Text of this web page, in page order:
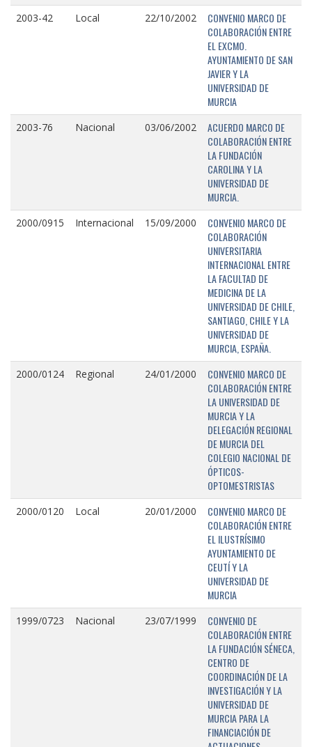
2003-42 Local 22/10/2002
CONVENIO MARCO DE
COLABORACIÓN ENTRE
EL EXCMO.
AYUNTAMIENTO DE SAN
JAVIER Y LA
UNIVERSIDAD DE
MURCIA
2003-76 Nacional 03/06/2002
ACUERDO MARCO DE
COLABORACIÓN ENTRE
LA FUNDACIÓN
CAROLINA Y LA
UNIVERSIDAD DE
MURCIA.
2000/0915 Internacional 15/09/2000
CONVENIO MARCO DE
COLABORACIÓN
UNIVERSITARIA
INTERNACIONAL ENTRE
LA FACULTAD DE
MEDICINA DE LA
UNIVERSIDAD DE CHILE,
SANTIAGO, CHILE Y LA
UNIVERSIDAD DE
MURCIA, ESPAÑA.
2000/0124 Regional 24/01/2000
CONVENIO MARCO DE
COLABORACIÓN ENTRE
LA UNIVERSIDAD DE
MURCIA Y LA
DELEGACIÓN REGIONAL
DE MURCIA DEL
COLEGIO NACIONAL DE
ÓPTICOS-
OPTOMESTRISTAS
2000/0120 Local 20/01/2000
CONVENIO MARCO DE
COLABORACIÓN ENTRE
EL ILUSTRÍSIMO
AYUNTAMIENTO DE
CEUTÍ Y LA
UNIVERSIDAD DE
MURCIA
1999/0723 Nacional 23/07/1999
CONVENIO DE
COLABORACIÓN ENTRE
LA FUNDACIÓN SÉNECA,
CENTRO DE
COORDINACIÓN DE LA
INVESTIGACIÓN Y LA
UNIVERSIDAD DE
MURCIA PARA LA
FINANCIACIÓN DE